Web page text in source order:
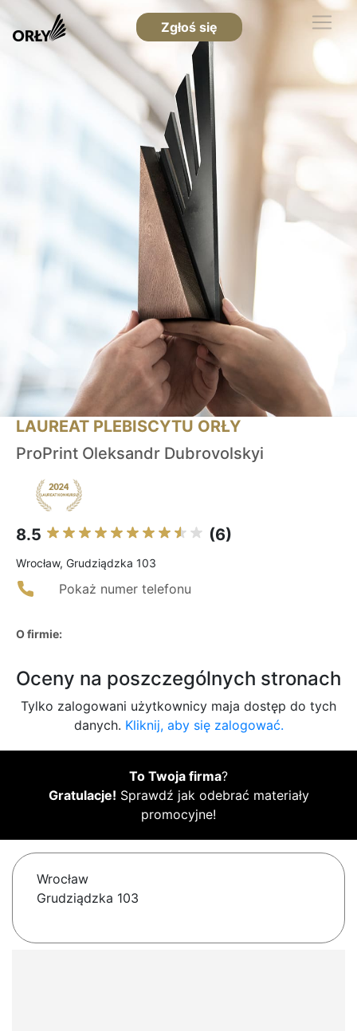
Zgłoś się
LAUREAT PLEBISCYTU ORŁY
ProPrint Oleksandr Dubrovolskyi
8.5 (6)
Wrocław, Grudziądzka 103
Pokaż numer telefonu
O firmie:
Oceny na poszczególnych stronach
Tylko zalogowani użytkownicy maja dostęp do tych
danych. Kliknij, aby się zalogować.
To Twoja firma?
Gratulacje! Sprawdź jak odebrać materiały
promocyjne!
Wrocław
Grudziądzka 103